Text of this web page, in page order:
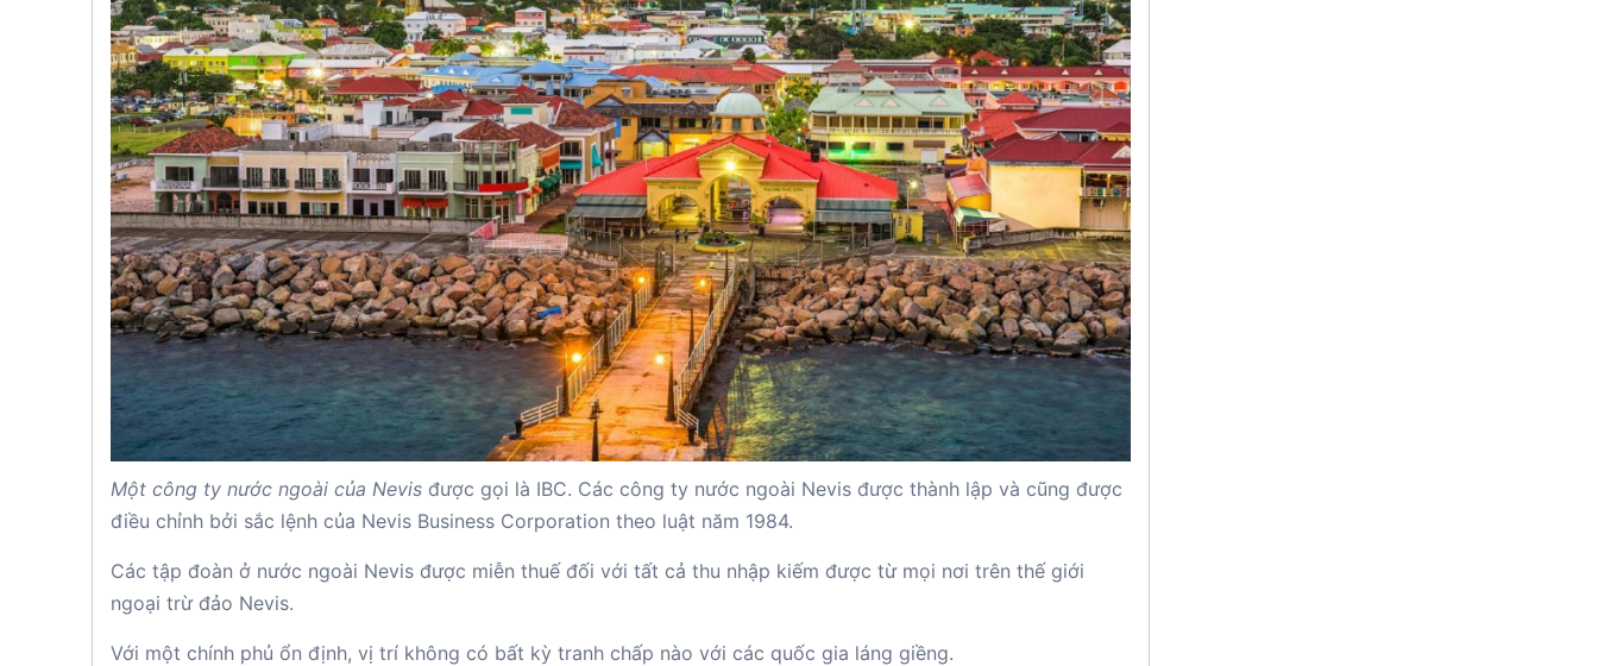
Một công ty nước ngoài của Nevis được gọi là IBC. Các công ty nước ngoài Nevis được thành lập và cũng được
điều chỉnh bởi sắc lệnh của Nevis Business Corporation theo luật năm 1984.
Các tập đoàn ở nước ngoài Nevis được miễn thuế đối với tất cả thu nhập kiếm được từ mọi nơi trên thế giới
ngoại trừ đảo Nevis.
Với một chính phủ ổn định, vị trí không có bất kỳ tranh chấp nào với các quốc gia láng giềng.